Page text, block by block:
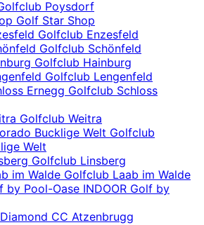
Poysdorf
Golf Star Shop
Golfclub Enzesfeld
Golfclub Schönfeld
Golfclub Hainburg
Golfclub Lengenfeld
Golfclub Schloss
Golfclub Weitra
Golfclub
Welt
Golfclub Linsberg
Golfclub Laab im Walde
INDOOR Golf by